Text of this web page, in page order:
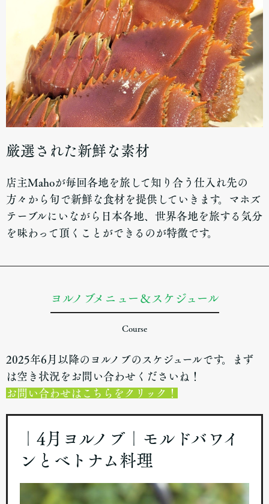
厳選された新鮮な素材
店主Mahoが毎回各地を旅して知り合う仕入れ先の
方々から旬で新鮮な食材を提供していきます。マホズ
テーブルにいながら日本各地、世界各地を旅する気分
を味わって頂くことができるのが特徴です。
ヨルノブメニュー＆スケジュール
Course
2025年6月以降のヨルノブのスケジュールです。まず
は空き状況をお問い合わせくださいね！
お問い合わせは こちらをクリック！
｜4月ヨルノブ｜モルドバワイ
ンとベトナム料理